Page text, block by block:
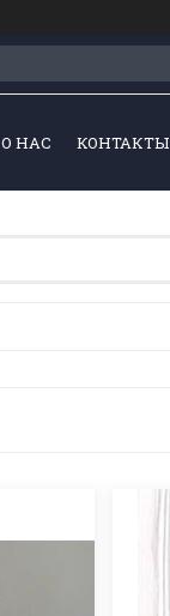
О НАС КОНТАКТЫ